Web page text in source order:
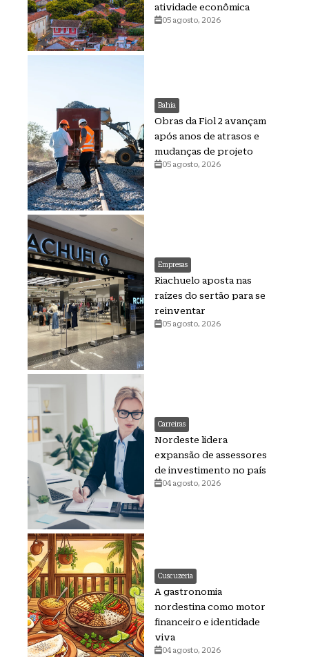
atividade econômica
05 agosto, 2026
Bahia
Obras da Fiol 2 avançam
após anos de atrasos e
mudanças de projeto
05 agosto, 2026
Empresas
Riachuelo aposta nas
raízes do sertão para se
reinventar
05 agosto, 2026
Carreiras
Nordeste lidera
expansão de assessores
de investimento no país
04 agosto, 2026
Cuscuzeria
A gastronomia
nordestina como motor
financeiro e identidade
viva
04 agosto, 2026